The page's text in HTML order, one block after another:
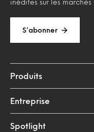
inédites sur les
S’abonner
Produits
Entreprise
Spotlight